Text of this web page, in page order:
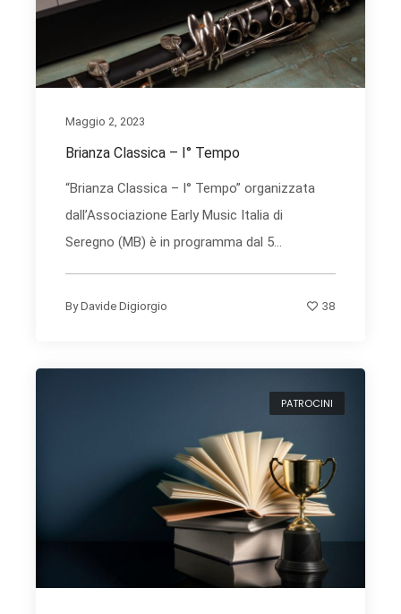
Maggio 2, 2023
Brianza Classica – I° Tempo
“Brianza Classica – I° Tempo” organizzata
dall’Associazione Early Music Italia di
Seregno (MB) è in programma dal 5...
ByDavide Digiorgio 38
PATROCINI